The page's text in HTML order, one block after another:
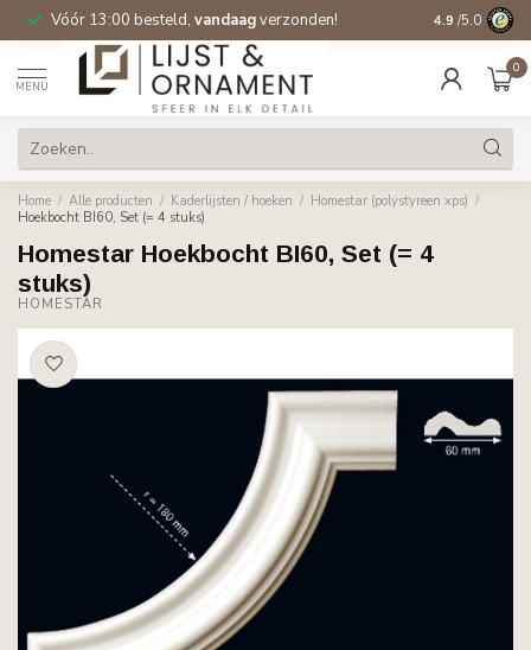
Vóór 13:00 besteld, vandaagverzonden! Gratis
4.9 /5.0
MENU
0
Home / Alle producten / Kaderlijsten / hoeken / Homestar (polystyreen xps) /
Hoekbocht BI60, Set (= 4 stuks)
Homestar Hoekbocht BI60, Set (= 4
stuks)
HOMESTAR